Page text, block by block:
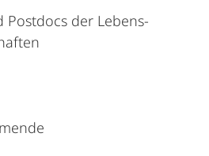
der Lebens-